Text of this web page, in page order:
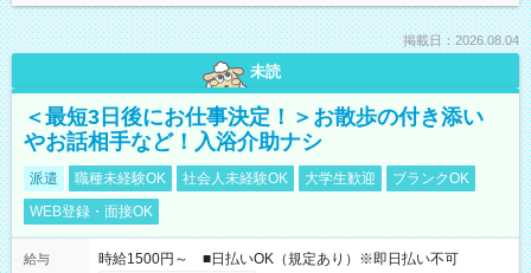
掲載日：2026.08.04
未読
＜最短3日後にお仕事決定！＞お散歩の付き添い
やお話相手など！入浴介助ナシ
派遣 職種未経験OK 社会人未経験OK 大学生歓迎
ブランクOK
WEB登録・面接OK
給与
時給1500円～ ■日払いOK（規定あり）※即日払い不可